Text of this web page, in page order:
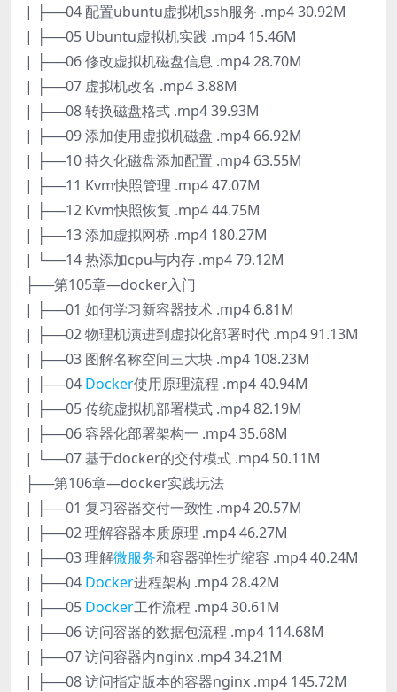
| ├──04 配置ubuntu虚拟机ssh服务 .mp4 30.92M
| ├──05 Ubuntu虚拟机实践 .mp4 15.46M
| ├──06 修改虚拟机磁盘信息 .mp4 28.70M
| ├──07 虚拟机改名 .mp4 3.88M
| ├──08 转换磁盘格式 .mp4 39.93M
| ├──09 添加使用虚拟机磁盘 .mp4 66.92M
| ├──10 持久化磁盘添加配置 .mp4 63.55M
| ├──11 Kvm快照管理 .mp4 47.07M
| ├──12 Kvm快照恢复 .mp4 44.75M
| ├──13 添加虚拟网桥 .mp4 180.27M
| └──14 热添加cpu与内存 .mp4 79.12M
├──第105章—docker入门
| ├──01 如何学习新容器技术 .mp4 6.81M
| ├──02 物理机演进到虚拟化部署时代 .mp4 91.13M
| ├──03 图解名称空间三大块 .mp4 108.23M
| ├──04 Docker使用原理流程 .mp4 40.94M
| ├──05 传统虚拟机部署模式 .mp4 82.19M
| ├──06 容器化部署架构一 .mp4 35.68M
| └──07 基于docker的交付模式 .mp4 50.11M
├──第106章—docker实践玩法
| ├──01 复习容器交付一致性 .mp4 20.57M
| ├──02 理解容器本质原理 .mp4 46.27M
| ├──03 理解微服务和容器弹性扩缩容 .mp4 40.24M
| ├──04 Docker进程架构 .mp4 28.42M
| ├──05 Docker工作流程 .mp4 30.61M
| ├──06 访问容器的数据包流程 .mp4 114.68M
| ├──07 访问容器内nginx .mp4 34.21M
| ├──08 访问指定版本的容器nginx .mp4 145.72M